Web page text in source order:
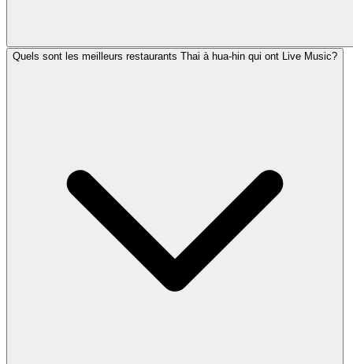
Quels sont les meilleurs restaurants Thai à hua-hin qui ont Live Music?